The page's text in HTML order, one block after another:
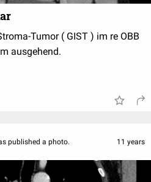
Tumor ( GIST ) im re OBB
ausgehend.
published a photo. 11 years